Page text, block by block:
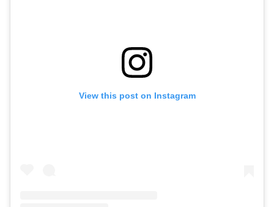
View this post on Instagram